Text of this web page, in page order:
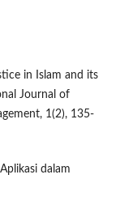
in Islam and its
Journal of
1(2), 135-
dalam